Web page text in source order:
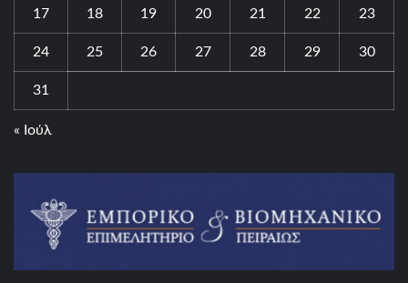
17 18 19 20 21 22 23
24 25 26 27 28 29 30
31
« Ιούλ